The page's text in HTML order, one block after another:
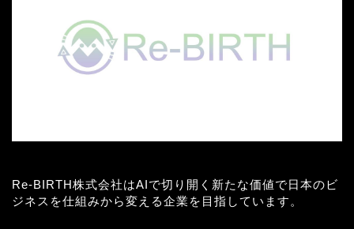
Re-BIRTH株式会社はAIで切り開く新たな価値で日本のビ
ジネスを仕組みから変える企業を目指しています。